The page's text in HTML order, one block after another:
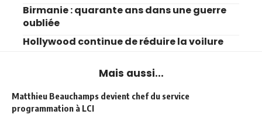
Birmanie : quarante ans dans une guerre
oubliée
Hollywood continue de réduire la voilure
Mais aussi...
Matthieu Beauchamps devient chef du service
programmation à LCI